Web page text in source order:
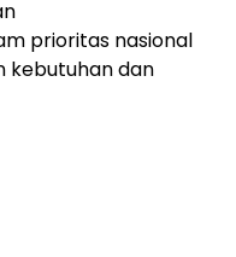
prioritas nasional
kebutuhan dan